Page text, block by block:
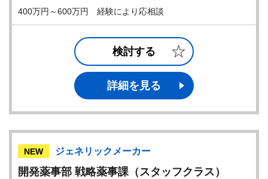
400万円～600万円 経験により応相談
検討する
詳細を見る
NEW ジェネリックメーカー
開発薬事部 戦略薬事課（スタッフクラス）